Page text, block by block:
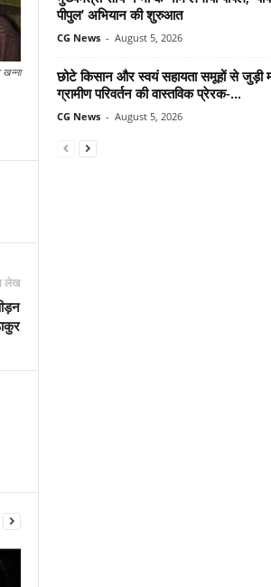
खन्ना
लेख
पीपुल’ अभियान की शुरुआत
CG News - August 5, 2026
छोटे किसान और स्वयं सहायता समूहों से जुड़ी
ग्रामीण परिवर्तन की वास्तविक प्रेरक-...
CG News - August 5, 2026